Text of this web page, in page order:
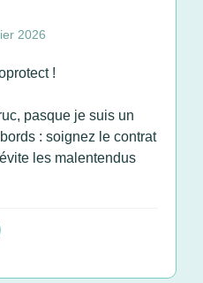
2026
!
pasque je suis un
: soignez le contrat
les malentendus